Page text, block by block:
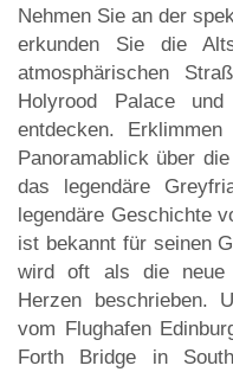
Nehmen Sie an der
erkunden Sie die
atmosphärischen
Holyrood Palace
entdecken.
Panoramablick über
das legendäre
legendäre Geschichte
ist bekannt für seinen
wird oft als die neue
Herzen beschrieben.
vom Flughafen
Forth Bridge in